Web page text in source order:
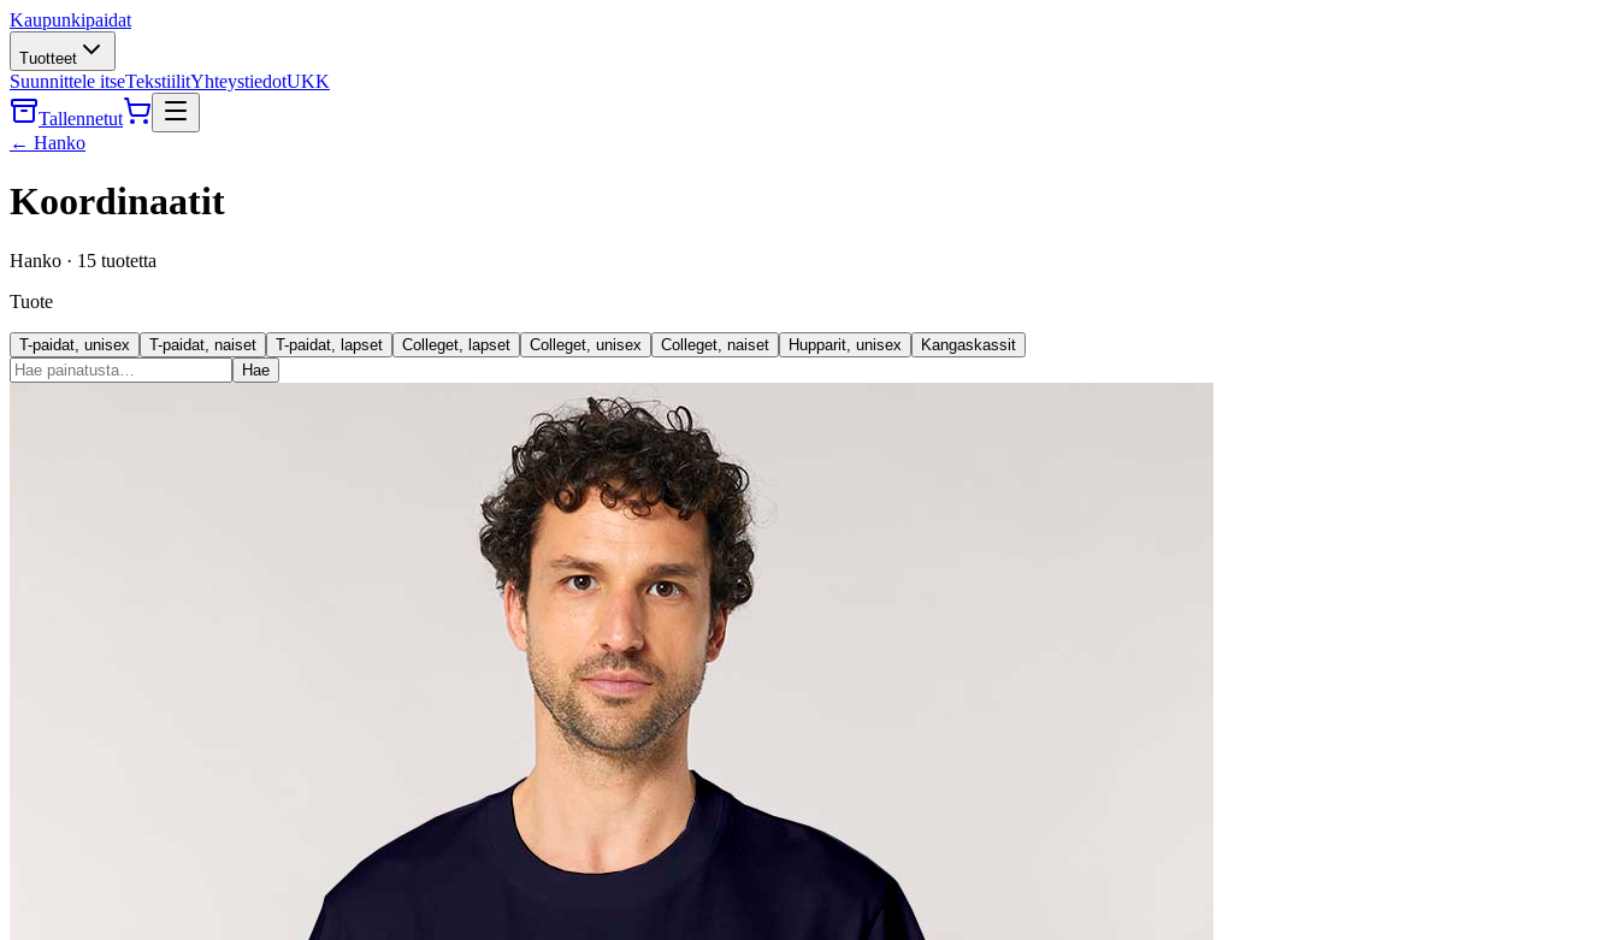
Kaupunkipaidat
Tuotteet
Suunnittele itseTekstiilitYhteystiedotUKK
Tallennetut
← Hanko
Koordinaatit
Hanko · 15 tuotetta
Tuote
T-paidat, unisex T-paidat, naiset T-paidat, lapset Colleget, lapset Colleget, unisex Colleget, naiset Hupparit, unisex
Kangaskassit
Hae